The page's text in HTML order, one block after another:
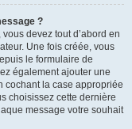
?
devez tout d’abord en
Une fois créée, vous
le formulaire de
également ajouter une
cochant la case appropriée
choisissez cette dernière
message votre souhait